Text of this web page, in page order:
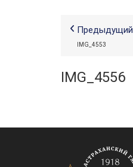
Предыдущий
IMG_4553
IMG_4556